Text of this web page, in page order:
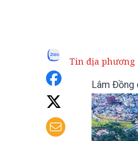
Tin địa phương
Lâm Đồng